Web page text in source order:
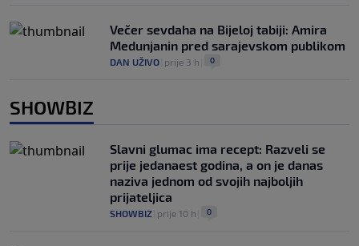
Večer sevdaha na Bijeloj tabiji: Amira
Medunjanin pred sarajevskom publikom
DAN UŽIVO prije 3 h 0
SHOWBIZ
Slavni glumac ima recept: Razveli se
prije jedanaest godina, a on je danas
naziva jednom od svojih najboljih
prijateljica
SHOWBIZ prije 10 h 0